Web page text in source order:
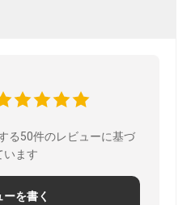
る50件のレビューに基づ
います
ーを書く